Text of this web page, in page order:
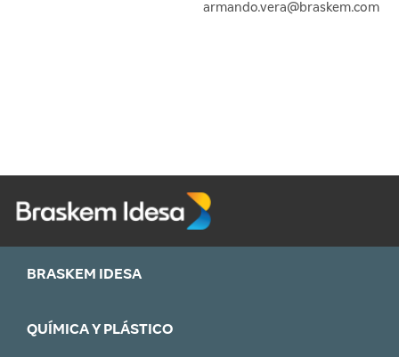
armando.vera@braskem.com
BRASKEM IDESA
QUÍMICA Y PLÁSTICO